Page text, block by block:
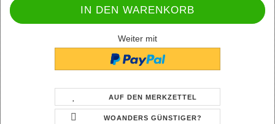
Weiter mit
AUF DEN MERKZETTEL
WOANDERS GÜNSTIGER?